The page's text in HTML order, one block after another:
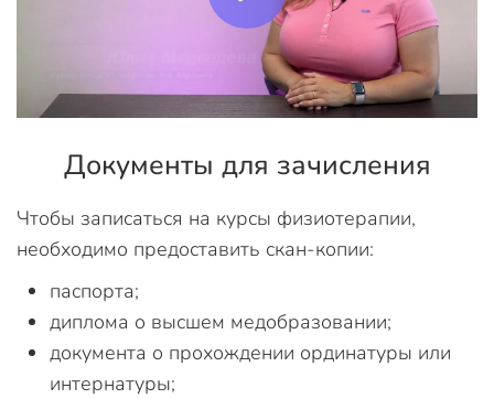
Документы для зачисления
Чтобы записаться на курсы физиотерапии,
необходимо предоставить скан-копии:
паспорта;
диплома о высшем медобразовании;
документа о прохождении ординатуры или
интернатуры;